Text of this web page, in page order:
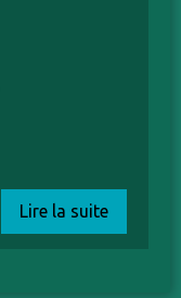
Lire la suite